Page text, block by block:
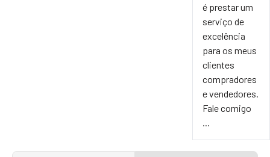
é prestar um
serviço de
excelência
para os meus
clientes
compradores
e vendedores.
Fale comigo
...